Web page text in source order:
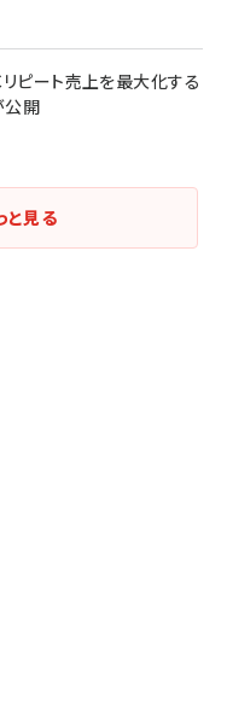
リピート売上を最大化する
公開
と見る